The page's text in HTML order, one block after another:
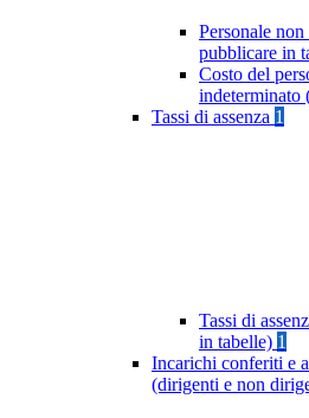
Personale
pubblicare in
Costo del
indeterminato
Tassi di assenza 1
Tassi di
in tabelle) 1
Incarichi conferiti e
(dirigenti e non